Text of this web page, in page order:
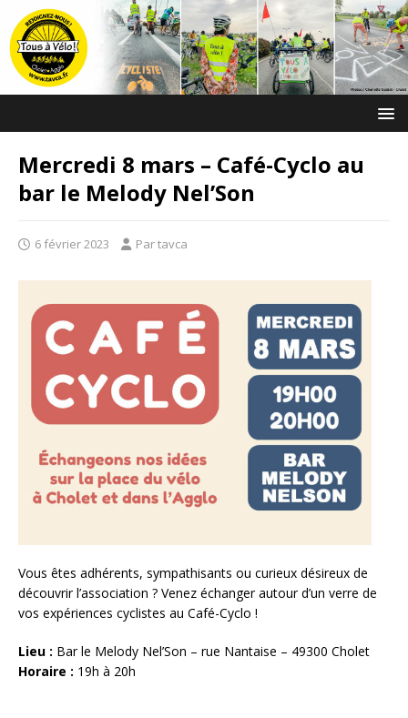
Mercredi 8 mars – Café-Cyclo au
bar le Melody Nel’Son
6 février 2023 Par tavca
Vous êtes adhérents, sympathisants ou curieux désireux de
découvrir l’association ? Venez échanger autour d’un verre de
vos expériences cyclistes au Café-Cyclo !
Lieu : Bar le Melody Nel’Son – rue Nantaise – 49300 Cholet
Horaire : 19h à 20h